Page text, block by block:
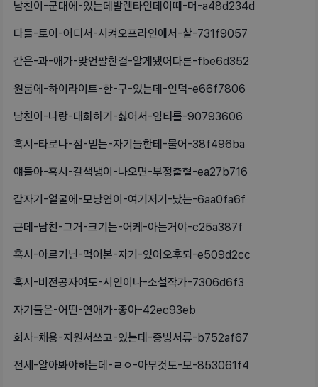
남친이-군대에-있는데발렌타인데이때-머-a48d234d
다들-토이-어디서-시켜오프라인에서-살-731f9057
같은-과-애가-맞언팔한걸-알게됐어다른-fbe6d352
원룸에-하이라이트-한-구-있는데-인덕-e66f7806
남친이-나랑-대화하기-싫어서-임티를-90793606
혹시-타로나-점-믿는-자기들한테-물어-38f496ba
얘들아-혹시-갈색냉이-나오면-부정출혈-ea27b716
갑자기-얼굴에-모낭염이-여기저기-났는-6aa0fa6f
근데-남친-그거-크기는-어케-아는거야-c25a387f
혹시-아르기닌-먹어본-자기-있어오후되-e509d2cc
혹시-비전공자여도-시인이나-소설작가-7306d6f3
자기들은-어떤-연애가-좋아-42ec93eb
회사-채용-지원서쓰고-있는데-증빙서류-b752af67
전세-알아봐야하는데-ㄹㅇ-아무것도-모-853061f4